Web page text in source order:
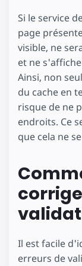
Si le service
page
visible, ne
et ne
Ainsi, non
du cache en
risque de ne
endroits. Ce
que cela ne
Il est facile
erreurs de